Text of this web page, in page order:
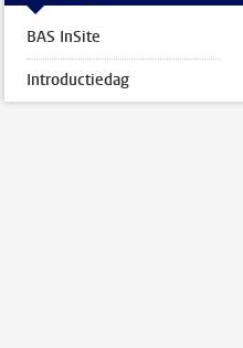
BAS InSite
Introductiedag